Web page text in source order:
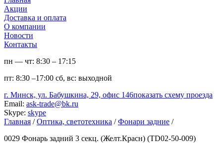
Акции
Доставка и оплата
О компании
Новости
Контакты
пн — чт: 8:30 – 17:15
пт: 8:30 –17:00 сб, вс: выходной
г. Минск, ул. Бабушкина, 29, офис 146показать схему проезда
Email: ask-trade@bk.ru
Skype: skype
Главная / Оптика, светотехника / Фонари задние /
0029 Фонарь задний 3 секц. (Желт.Красн) (TD02-50-009)